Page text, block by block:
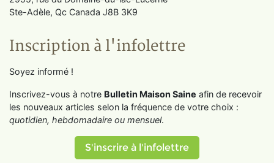
Ste-Adèle, Qc Canada J8B 3K9
Inscription à l'infolettre
Soyez informé !
Inscrivez-vous à notre Bulletin Maison Saine afin de recevoir
les nouveaux articles selon la fréquence de votre choix :
quotidien, hebdomadaire ou mensuel.
S'inscrire à l'infolettre